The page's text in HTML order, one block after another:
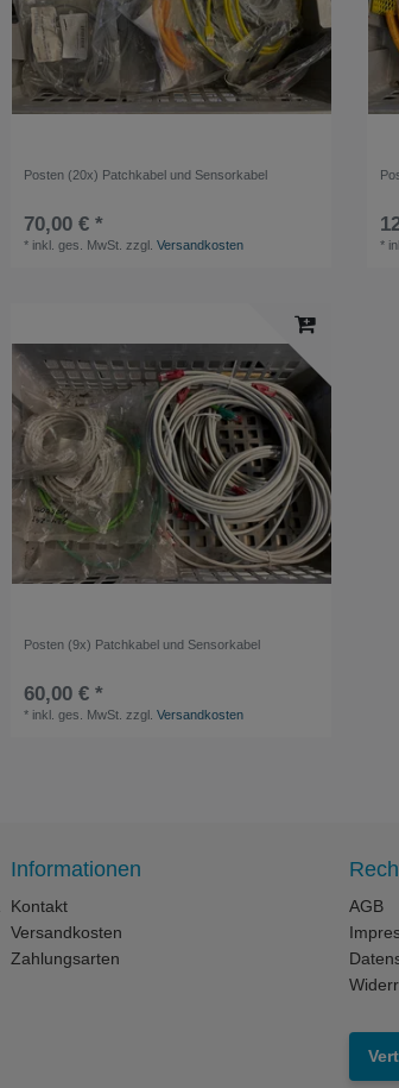
Posten (20x) Patchkabel und Sensorkabel
70,00 € *
* inkl. ges. MwSt. zzgl.Versandkosten *
Posten (9x) Patchkabel und Sensorkabel
60,00 € *
* inkl. ges. MwSt. zzgl.Versandkosten
Informationen
Kontakt
Versandkosten
Zahlungsarten
AGB